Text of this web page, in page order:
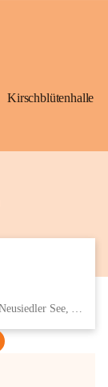
Kirschblütenhalle
Eisenstädter Straße 18, 7091 Breitenbrunn am Neusiedler See, AUT